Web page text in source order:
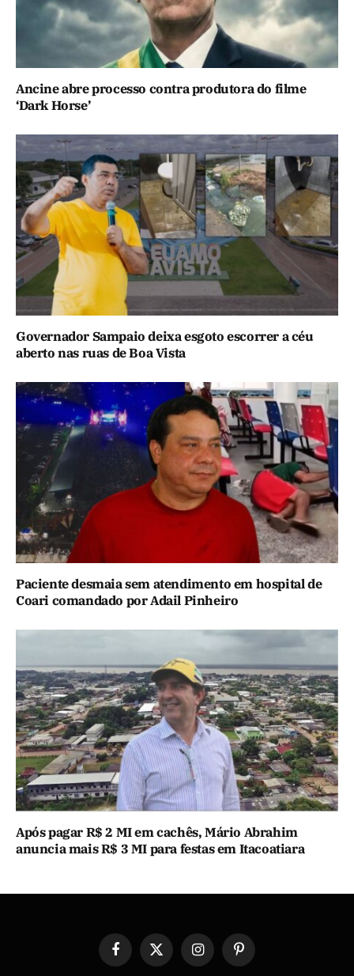
Ancine abre processo contra produtora do filme
‘Dark Horse’
Governador Sampaio deixa esgoto escorrer a céu
aberto nas ruas de Boa Vista
Paciente desmaia sem atendimento em hospital de
Coari comandado por Adail Pinheiro
Após pagar R$ 2 MI em cachês, Mário Abrahim
anuncia mais R$ 3 MI para festas em Itacoatiara
Facebook
X
(Twitter)
InstagramPinterest